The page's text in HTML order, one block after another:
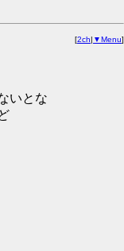
[2ch| ▼Menu]
いとな